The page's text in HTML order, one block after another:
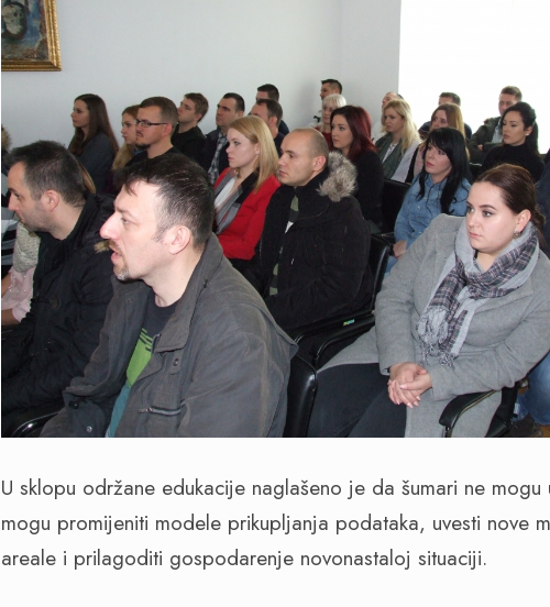
U sklopu održane edukacije naglašeno je da šumari ne
mogu promijeniti modele prikupljanja podataka, uvesti nove
areale i prilagoditi gospodarenje novonastaloj situaciji.